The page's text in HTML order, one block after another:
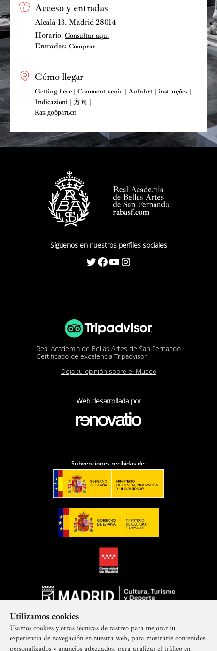
Utilizamos cookies
Usamos cookies y otras técnicas de rastreo para mejorar tu
experiencia de navegación en nuestra web, para mostrarte contenidos
personalizados y anuncios adecuados, para analizar el tráfico en
Acceso y entradas
Alcalá 13. Madrid 28014
Horario: Consultar aquí
Entradas: Comprar
Cómo llegar
Getting here | Comment venir | Anfahrt | instruções |
Indicazioni | 方向 |
Как добраться
Síguenos en nuestros perfiles sociales
Twitter Facebook YouTube Instagram
Real Academia de Bellas Artes de San Fernando
Certificado de excelencia Tripadvisor
Deja tu opinión sobre el Museo
Web desarrollada por
Subvenciones recibidas de: